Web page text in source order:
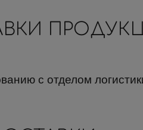
с отделом